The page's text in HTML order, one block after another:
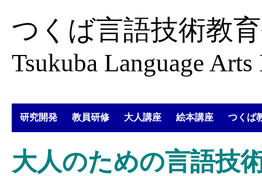
つくば言語技術教
Tsukuba Language
研究開発 教員研修 大人講座 絵本講座 つくば
大人のための言語技